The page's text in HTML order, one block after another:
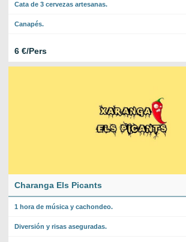
Cata de 3 cervezas artesanas.
Canapés.
6 €/Pers
Charanga Els Picants
1 hora de música y cachondeo.
Diversión y risas aseguradas.